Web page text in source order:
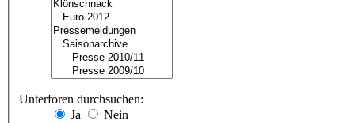
Unterforen durchsuchen:
Ja
Nein